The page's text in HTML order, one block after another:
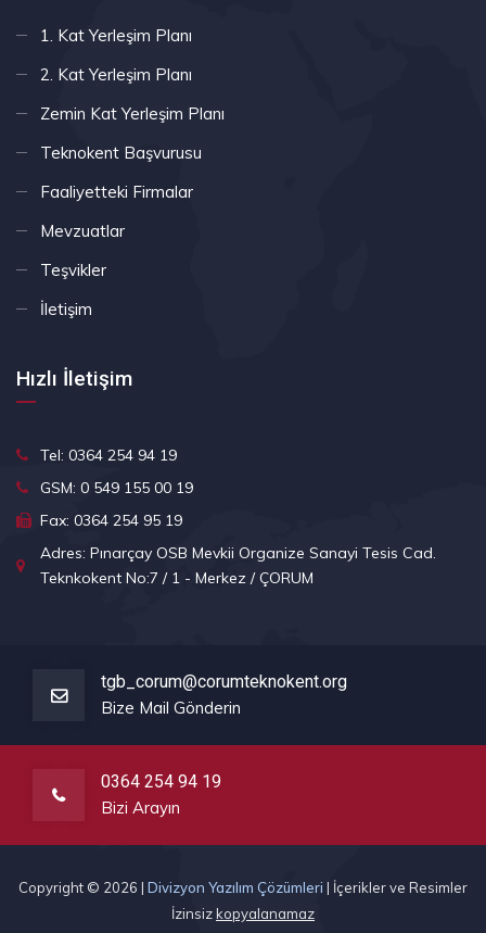
1. Kat Yerleşim Planı
2. Kat Yerleşim Planı
Zemin Kat Yerleşim Planı
Teknokent Başvurusu
Faaliyetteki Firmalar
Mevzuatlar
Teşvikler
İletişim
Hızlı İletişim
Tel: 0364 254 94 19
GSM: 0 549 155 00 19
Fax: 0364 254 95 19
Adres: Pınarçay OSB Mevkii Organize Sanayi Tesis Cad.
Teknkokent No:7 / 1 - Merkez / ÇORUM
tgb_corum@corumteknokent.org
Bize Mail Gönderin
0364 254 94 19
Bizi Arayın
Copyright © 2026 | Divizyon Yazılım Çözümleri | İçerikler ve Resimler
İzinsizkopyalanamaz